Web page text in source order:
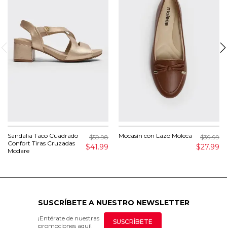
Sandalia Taco Cuadrado
Confort Tiras Cruzadas
Modare
$59.98
$41.99
Mocasín con Lazo Moleca $39.99
$27.99
SUSCRÍBETE A NUESTRO NEWSLETTER
¡Entérate de nuestras
promociones aquí!
SUSCRÍBETE